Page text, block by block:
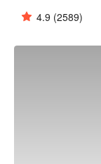
4.9 (2589)